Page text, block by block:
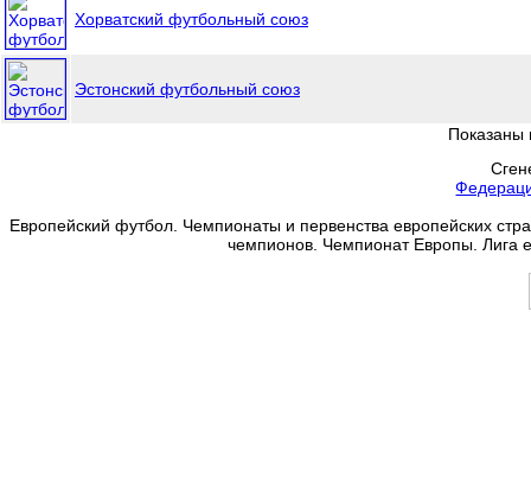
Хорватский футбольный союз
Эстонский футбольный союз
Показаны
Европейский футбол. Чемпионаты и первенства европейских
чемпионов. Чемпионат Европы.